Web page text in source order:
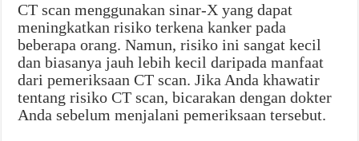
CT scan menggunakan sinar-X yang dapat
meningkatkan risiko terkena kanker pada
beberapa orang. Namun, risiko ini sangat kecil
dan biasanya jauh lebih kecil daripada manfaat
dari pemeriksaan CT scan. Jika Anda khawatir
tentang risiko CT scan, bicarakan dengan dokter
Anda sebelum menjalani pemeriksaan tersebut.